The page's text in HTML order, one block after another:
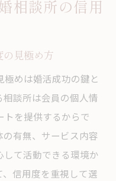
相談所の選び方
結婚相談所選び
談所の選び方ガイ
制が安心につなが
相談所を選ぶ基準
結婚相談所を見分
相談所の信用
見極め方
めは婚活成功の鍵と
談所は会員の個人情
トを提供するからで
有無、サービス内容
て活動できる環境か
信用度を重視して選